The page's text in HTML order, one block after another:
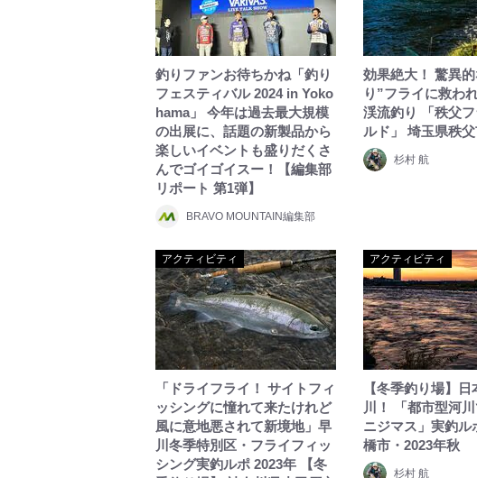
釣りファンお待ちかね「釣り
フェスティバル 2024 in Yoko
hama」 今年は過去最大規模
の出展に、話題の新製品から
楽しいイベントも盛りだくさ
んでゴイゴイスー！【編集部
リポート 第1弾】
BRAVO MOUNTAIN編集部
効果絶大！ 驚異
り”フライに救わ
渓流釣り 「秩父
ルド」 埼玉県秩
杉村 航
アクティビティ
「ドライフライ！ サイトフィ
ッシングに憧れて来たけれど
風に意地悪されて新境地」早
川冬季特別区・フライフィッ
シング実釣ルポ 2023年 【冬
アクティビティ
【冬季釣り場】
川！ 「都市型河
ニジマス」実釣ル
橋市・2023年秋
杉村 航